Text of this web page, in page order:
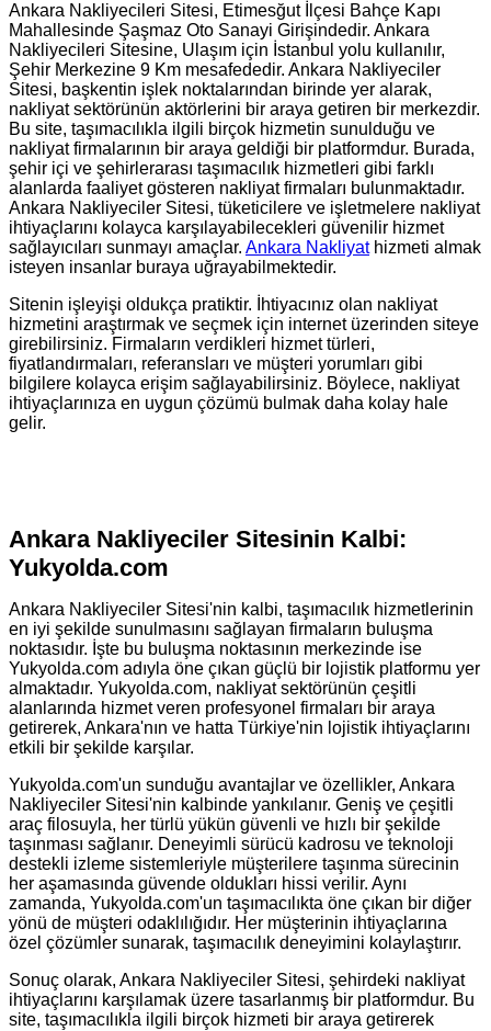
Ankara Nakliyecileri Sitesi, Etimesğut İlçesi Bahçe Kapı
Mahallesinde Şaşmaz Oto Sanayi Girişindedir. Ankara
Nakliyecileri Sitesine, Ulaşım için İstanbul yolu kullanılır,
Şehir Merkezine 9 Km mesafededir. Ankara Nakliyeciler
Sitesi, başkentin işlek noktalarından birinde yer alarak,
nakliyat sektörünün aktörlerini bir araya getiren bir merkezdir.
Bu site, taşımacılıkla ilgili birçok hizmetin sunulduğu ve
nakliyat firmalarının bir araya geldiği bir platformdur. Burada,
şehir içi ve şehirlerarası taşımacılık hizmetleri gibi farklı
alanlarda faaliyet gösteren nakliyat firmaları bulunmaktadır.
Ankara Nakliyeciler Sitesi, tüketicilere ve işletmelere nakliyat
ihtiyaçlarını kolayca karşılayabilecekleri güvenilir hizmet
sağlayıcıları sunmayı amaçlar. Ankara Nakliyathizmeti almak
isteyen insanlar buraya uğrayabilmektedir.
Sitenin işleyişi oldukça pratiktir. İhtiyacınız olan nakliyat
hizmetini araştırmak ve seçmek için internet üzerinden siteye
girebilirsiniz. Firmaların verdikleri hizmet türleri,
fiyatlandırmaları, referansları ve müşteri yorumları gibi
bilgilere kolayca erişim sağlayabilirsiniz. Böylece, nakliyat
ihtiyaçlarınıza en uygun çözümü bulmak daha kolay hale
gelir.
Ankara Nakliyeciler Sitesinin Kalbi:
Yukyolda.com
Ankara Nakliyeciler Sitesi'nin kalbi, taşımacılık hizmetlerinin
en iyi şekilde sunulmasını sağlayan firmaların buluşma
noktasıdır. İşte bu buluşma noktasının merkezinde ise
Yukyolda.com adıyla öne çıkan güçlü bir lojistik platformu yer
almaktadır. Yukyolda.com, nakliyat sektörünün çeşitli
alanlarında hizmet veren profesyonel firmaları bir araya
getirerek, Ankara'nın ve hatta Türkiye'nin lojistik ihtiyaçlarını
etkili bir şekilde karşılar.
Yukyolda.com'un sunduğu avantajlar ve özellikler, Ankara
Nakliyeciler Sitesi'nin kalbinde yankılanır. Geniş ve çeşitli
araç filosuyla, her türlü yükün güvenli ve hızlı bir şekilde
taşınması sağlanır. Deneyimli sürücü kadrosu ve teknoloji
destekli izleme sistemleriyle müşterilere taşınma sürecinin
her aşamasında güvende oldukları hissi verilir. Aynı
zamanda, Yukyolda.com'un taşımacılıkta öne çıkan bir diğer
yönü de müşteri odaklılığıdır. Her müşterinin ihtiyaçlarına
özel çözümler sunarak, taşımacılık deneyimini kolaylaştırır.
Sonuç olarak, Ankara Nakliyeciler Sitesi, şehirdeki nakliyat
ihtiyaçlarını karşılamak üzere tasarlanmış bir platformdur. Bu
site, taşımacılıkla ilgili birçok hizmeti bir araya getirerek